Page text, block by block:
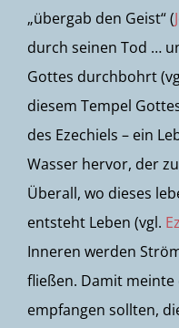
„übergab den Geist“ (
durch seinen Tod …
Gottes durchbohrt
diesem Tempel
des Ezechiels – ein
Wasser hervor, der
Überall, wo dieses
entsteht Leben (vgl.
Inneren werden
fließen. Damit meinte
empfangen sollten,